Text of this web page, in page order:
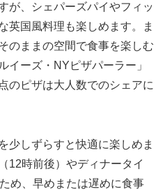
が、シェパーズパイやフィッ
英国風料理も楽しめます。ま
のままの空間で食事を楽しむ
イーズ・NYピザパーラー」
のピザは大人数でのシェアに
少しずらすと快適に楽しめま
12時前後）やディナータイ
め、早めまたは遅めに食事